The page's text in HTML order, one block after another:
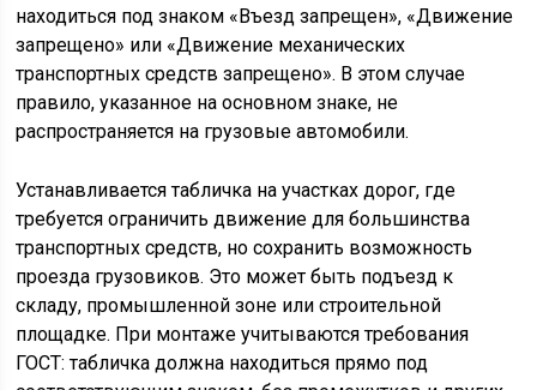
находиться под знаком «Въезд запрещен», «Движение
запрещено» или «Движение механических
транспортных средств запрещено». В этом случае
правило, указанное на основном знаке, не
распространяется на грузовые автомобили.
Устанавливается табличка на участках дорог, где
требуется ограничить движение для большинства
транспортных средств, но сохранить возможность
проезда грузовиков. Это может быть подъезд к
складу, промышленной зоне или строительной
площадке. При монтаже учитываются требования
ГОСТ: табличка должна находиться прямо под